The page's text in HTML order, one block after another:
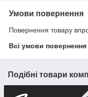
Умови повернення
Повернення товару
Всі умови повернення
Подібні товари